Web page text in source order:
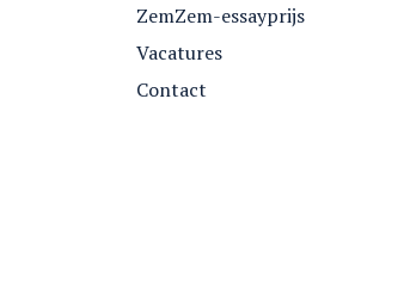
ZemZem-essayprijs
Vacatures
Contact